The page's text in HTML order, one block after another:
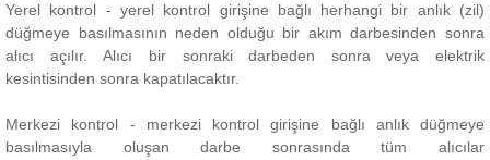
Yerel kontrol - yerel kontrol girişine bağlı herhangi bir anlık (zil)
düğmeye basılmasının neden olduğu bir akım darbesinden sonra
alıcı açılır.Alıcı bir sonraki darbeden sonra veya elektrik
kesintisinden sonra kapatılacaktır.
Merkezi kontrol - merkezi kontrol girişine bağlı anlık düğmeye
basılmasıyla oluşan darbe sonrasında tüm alıcılar